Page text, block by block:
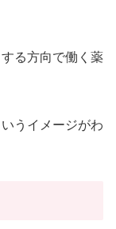
る方向で働く薬
うイメージがわ